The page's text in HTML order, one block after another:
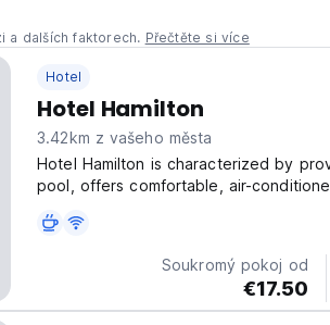
a dalších faktorech. Přečtěte si více
Hotel
Hotel Hamilton
3.42km z vašeho města
Hotel Hamilton is characterized by
pool, offers comfortable, air-
area, close to everything.Playa
Soukromý pokoj od
€17.50